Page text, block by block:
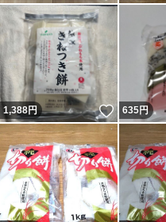
1,388円 いいね！
635円